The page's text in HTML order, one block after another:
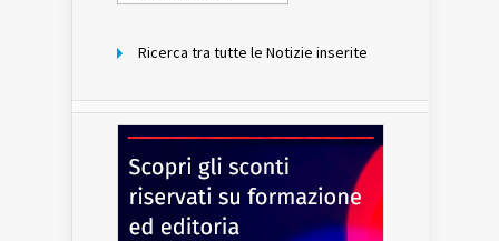
Ricerca tra tutte le Notizie inserite